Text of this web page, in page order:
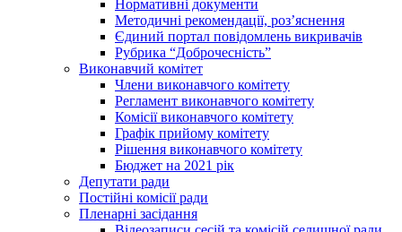
Нормативні документи
Методичні рекомендації, роз’яснення
Єдиний портал повідомлень викривачів
Рубрика “Доброчесність”
Виконавчий комітет
Члени виконавчого комітету
Регламент виконавчого комітету
Комісії виконавчого комітету
Графік прийому комітету
Рішення виконавчого комітету
Бюджет на 2021 рік
Депутати ради
Постійні комісії ради
Пленарні засідання